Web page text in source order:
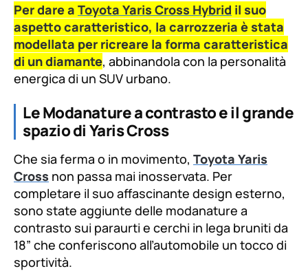
Per dare a Toyota Yaris Cross Hybrid il suo
aspetto caratteristico, la carrozzeria è stata
modellata per ricreare la forma caratteristica
di un diamante, abbinandola con la personalità
energica di un SUV urbano.
Le Modanature a contrasto e il grande
spazio di Yaris Cross
Che sia ferma o in movimento, Toyota Yaris
Cross non passa mai inosservata. Per
completare il suo affascinante design esterno,
sono state aggiunte delle modanature a
contrasto sui paraurti e cerchi in lega bruniti da
18” che conferiscono all’automobile un tocco di
sportività.